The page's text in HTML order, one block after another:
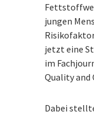
jungen
jetzt eine
im
Quality and
Dabei